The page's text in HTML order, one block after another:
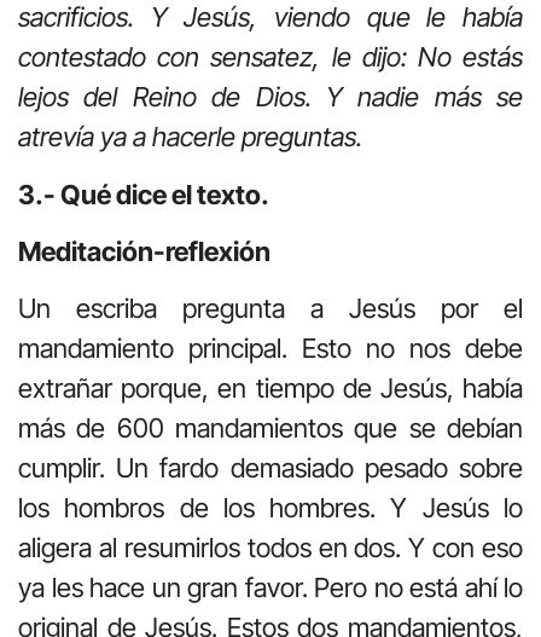
sacrificios. Y Jesús, viendo que le había
contestado con sensatez, le dijo: No estás
lejos del Reino de Dios. Y nadie más se
atrevía ya a hacerle preguntas.
3.- Qué dice el texto.
Meditación-reflexión
Un escriba pregunta a Jesús por el
mandamiento principal. Esto no nos debe
extrañar porque, en tiempo de Jesús, había
más de 600 mandamientos que se debían
cumplir. Un fardo demasiado pesado sobre
los hombros de los hombres. Y Jesús lo
aligera al resumirlos todos en dos. Y con eso
ya les hace un gran favor. Pero no está ahí lo
original de Jesús. Estos dos mandamientos,